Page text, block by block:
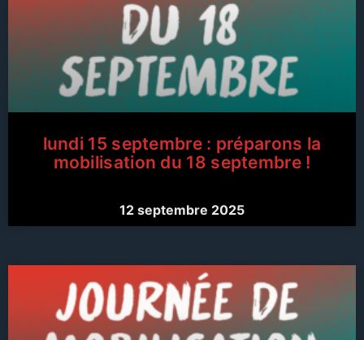
lundi 15 septembre : préparons la
mobilisation du 18 septembre !
12 septembre 2025